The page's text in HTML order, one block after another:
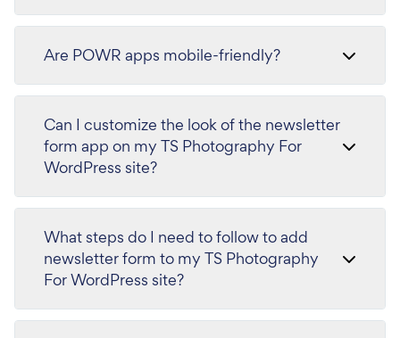
Are POWR apps mobile-friendly?
Can I customize the look of the newsletter
form app on my TS Photography For
WordPress site?
What steps do I need to follow to add
newsletter form to my TS Photography
For WordPress site?